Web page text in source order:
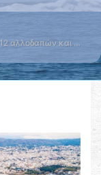
αλλοδαπών και …